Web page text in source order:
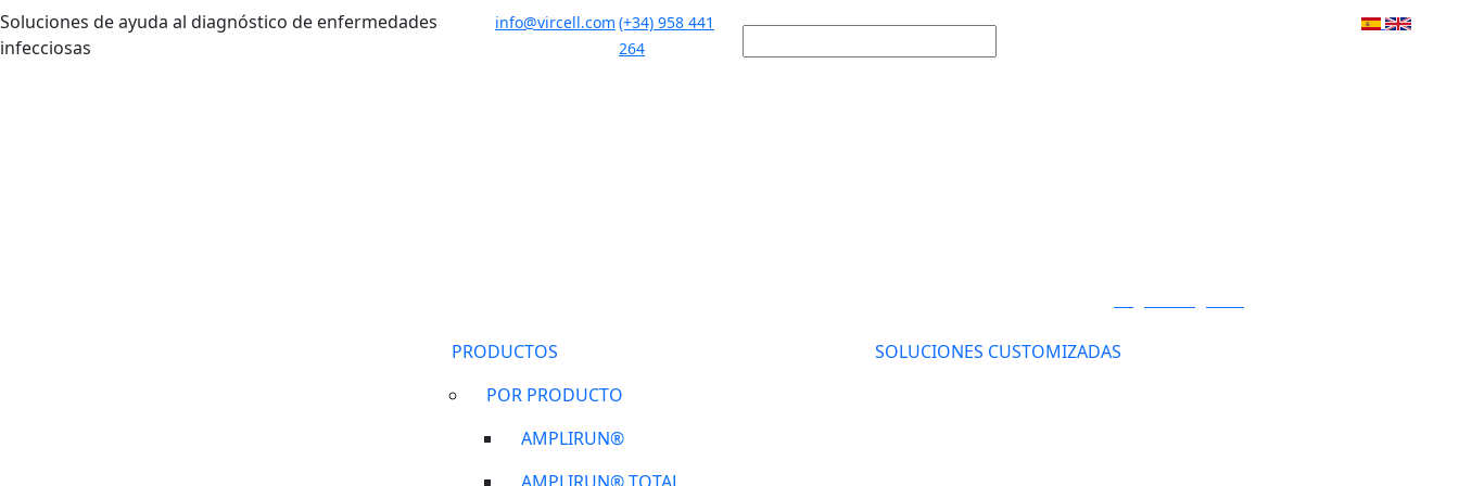
Pasar al contenido principal
Soluciones de ayuda al diagnóstico de enfermedades
infecciosas
info@vircell.com (+34) 958 441
264
PRODUCTOS
POR PRODUCTO
AMPLIRUN®
SOLUCIONES CUSTOMIZADAS